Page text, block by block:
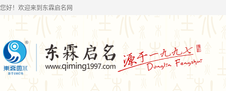
您好！欢迎来到东霖启名网